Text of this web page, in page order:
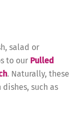
salad or
to our Pulled
. Naturally, these
dishes, such as